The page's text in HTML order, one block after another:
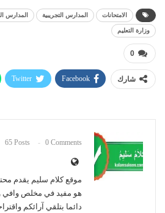
الامتحانات المدارس التجريبية المدارس
وزارة التعليم
0
شارك Facebook
Twitter
65 Posts 0 Comments
موقع كلام سليم يقدم
هو مفيد في مخلص وافي
دائما بتلقي آرائكم